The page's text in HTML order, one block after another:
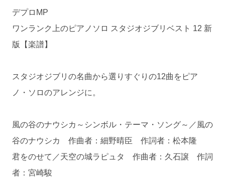
デプロMP
ワンランク上のピアノソロ スタジオジブリベスト 12 新
版【楽譜】
スタジオジブリの名曲から選りすぐりの12曲をピア
ノ・ソロのアレンジに。
風の谷のナウシカ～シンボル・テーマ・ソング～／風の
谷のナウシカ 作曲者：細野晴臣 作詞者：松本隆
君をのせて／天空の城ラピュタ 作曲者：久石譲 作詞
者：宮崎駿